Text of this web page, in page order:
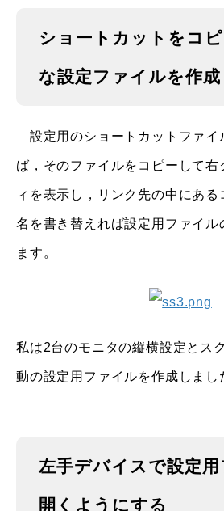
ショートカットをコ
な設定ファイルを作成
設定用のショートカットファイ
ば，そのファイルをコピーして右
ィを表示し，リンク先の中にあ
名を書き替えれば設定用ファイル
ます。
私は2台のモニタの縦横設定とス
動の設定用ファイルを作成しまし
左手デバイスで設定
開くようにする